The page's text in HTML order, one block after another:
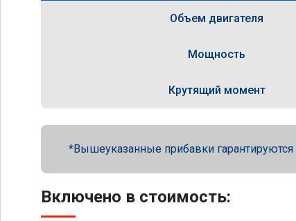
Объем двигателя
Мощность
Крутящий момент
Вышеуказанные прибавки
Включено в стоимость: